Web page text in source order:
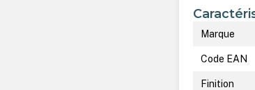
Marque
Code EAN
Finition